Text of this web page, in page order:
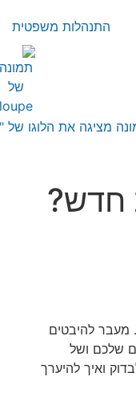
התנהלות משפטית
חדש?
מעבר להיבטים
שלכם ושל
ואיך להיערך